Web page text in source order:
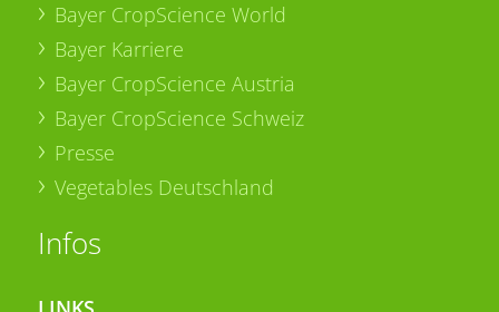
Bayer CropScience World
Bayer Karriere
Bayer CropScience Austria
Bayer CropScience Schweiz
Presse
Vegetables Deutschland
Infos